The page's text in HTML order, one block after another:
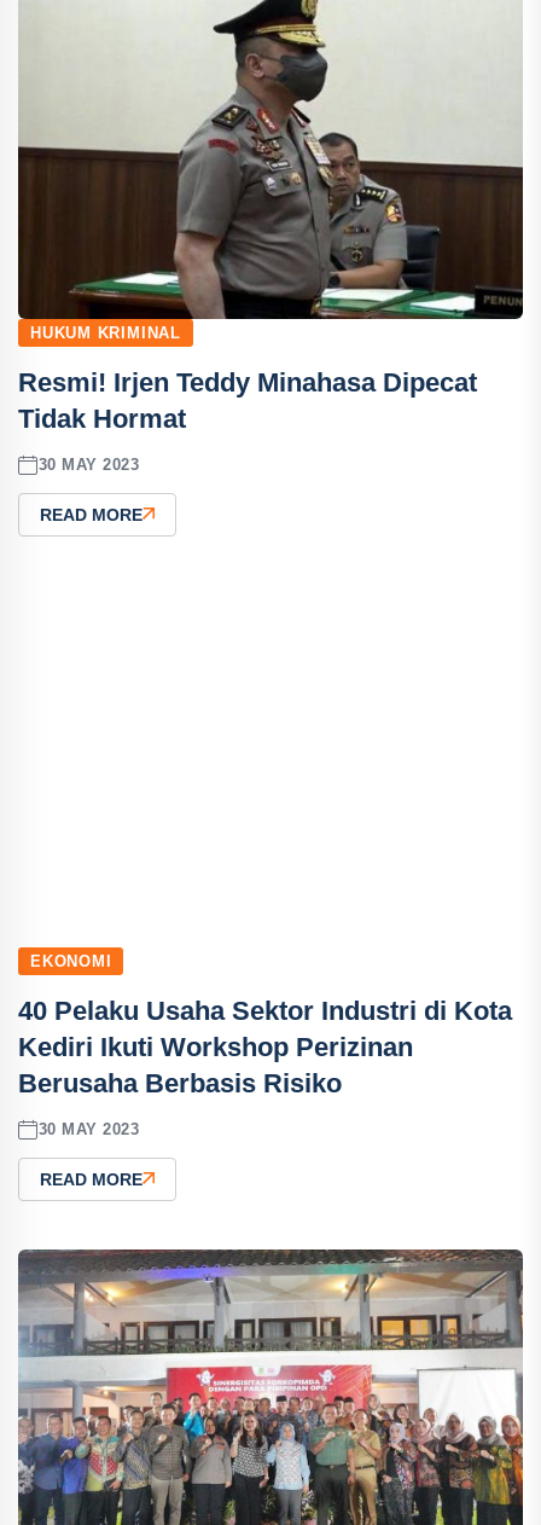
HUKUM KRIMINAL
Resmi! Irjen Teddy Minahasa Dipecat
Tidak Hormat
30 MAY 2023
READ MORE
EKONOMI
40 Pelaku Usaha Sektor Industri di Kota
Kediri Ikuti Workshop Perizinan
Berusaha Berbasis Risiko
30 MAY 2023
READ MORE